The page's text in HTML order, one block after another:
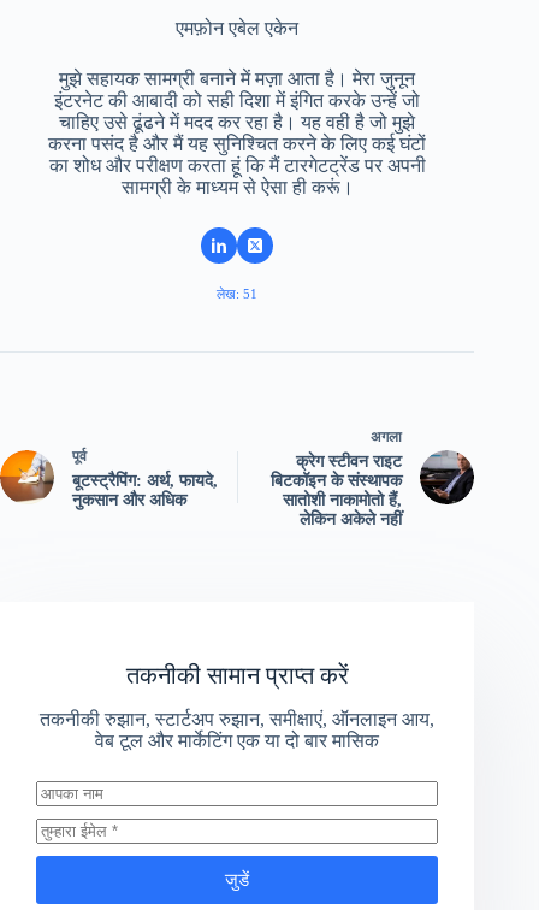
एमफ़ोन एबेल एकेन
मुझे सहायक सामग्री बनाने में मज़ा आता है। मेरा जुनून
इंटरनेट की आबादी को सही दिशा में इंगित करके उन्हें जो
चाहिए उसे ढूंढने में मदद कर रहा है। यह वही है जो मुझे
करना पसंद है और मैं यह सुनिश्चित करने के लिए कई घंटों
का शोध और परीक्षण करता हूं कि मैं टारगेटट्रेंड पर अपनी
सामग्री के माध्यम से ऐसा ही करूं।
लेख: 51
पूर्व
बूटस्ट्रैपिंग: अर्थ, फायदे,
नुकसान और अधिक
अगला
क्रेग स्टीवन राइट
बिटकॉइन के संस्थापक
सातोशी नाकामोतो हैं,
लेकिन अकेले नहीं
तकनीकी सामान प्राप्त करें
तकनीकी रुझान, स्टार्टअप रुझान, समीक्षाएं, ऑनलाइन आय,
वेब टूल और मार्केटिंग एक या दो बार मासिक
जुडें